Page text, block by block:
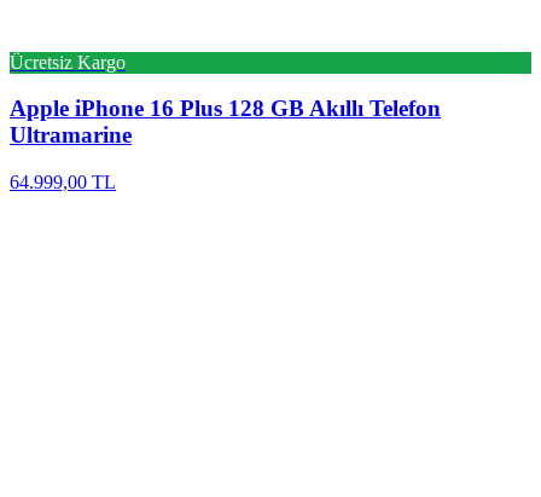
Ücretsiz Kargo
Apple iPhone 16 Plus 128 GB Akıllı Telefon
Ultramarine
64.999,00 TL